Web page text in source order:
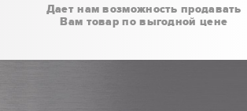
Дает нам возможность продавать
Вам товар по выгодной цене